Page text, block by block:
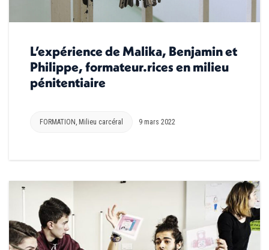
L’expérience de Malika, Benjamin et
Philippe, formateur.rices en milieu
pénitentiaire
FORMATION, Milieu carcéral 9 mars 2022